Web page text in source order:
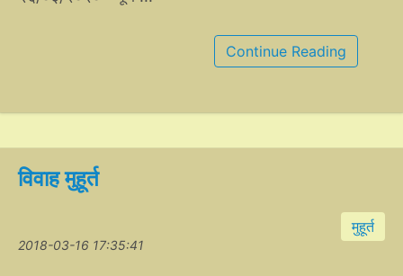
Continue Reading
विवाह मुहूर्त
मुहूर्त
2018-03-16 17:35:41